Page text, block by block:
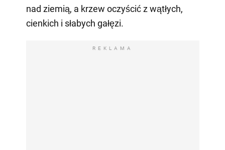
nad ziemią, a krzew oczyścić z wątłych,
cienkich i słabych gałęzi.
REKLAMA